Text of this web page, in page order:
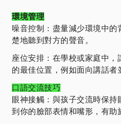
環境管理
噪音控制：盡量減少環境中的
楚地聽到對方的聲音。
座位安排：在學校或家庭中
的最佳位置，例如面向講話者
口語交流技巧
眼神接觸：與孩子交流時保
到你的臉部表情和嘴形，有助